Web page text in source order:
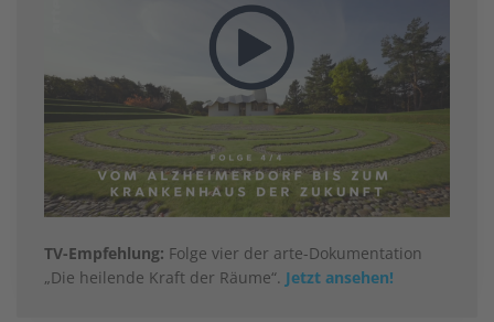
TV-Empfehlung: Folge vier der arte-Dokumentation
„Die heilende Kraft der Räume“. Jetzt ansehen!